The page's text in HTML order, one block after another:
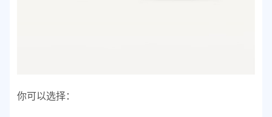
你可以选择：